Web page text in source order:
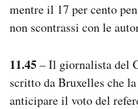
mentre il 17 per cento
non scontrassi con le
11.45– Il giornalista del
scritto da Bruxelles che
anticipare il voto del